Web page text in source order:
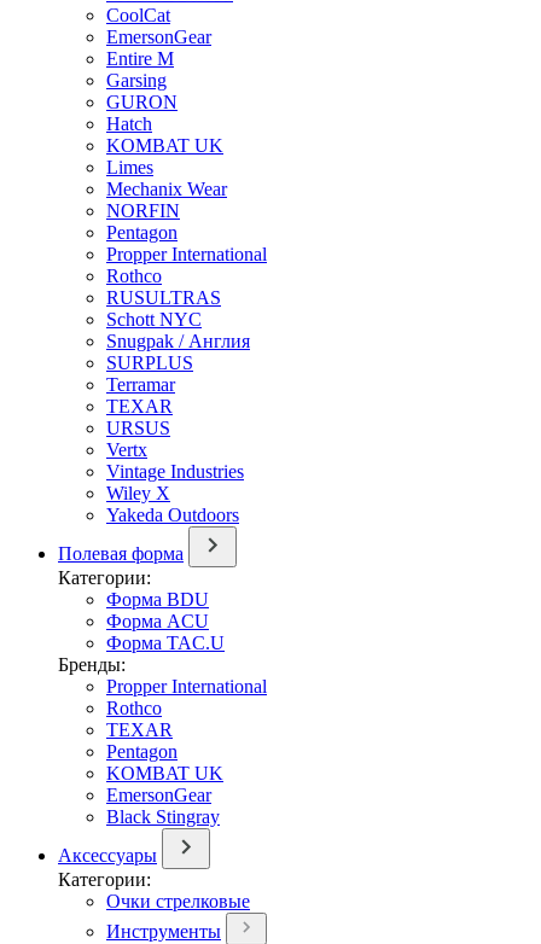
CoolCat
EmersonGear
Entire M
Garsing
GURON
Hatch
KOMBAT UK
Limes
Mechanix Wear
NORFIN
Pentagon
Propper International
Rothco
RUSULTRAS
Schott NYC
Snugpak / Англия
SURPLUS
Terramar
TEXAR
URSUS
Vertx
Vintage Industries
Wiley X
Yakeda Outdoors
Полевая форма
Категории:
Форма BDU
Форма ACU
Форма TAC.U
Бренды:
Propper International
Rothco
TEXAR
Pentagon
KOMBAT UK
EmersonGear
Black Stingray
Аксессуары
Категории:
Очки стрелковые
Инструменты